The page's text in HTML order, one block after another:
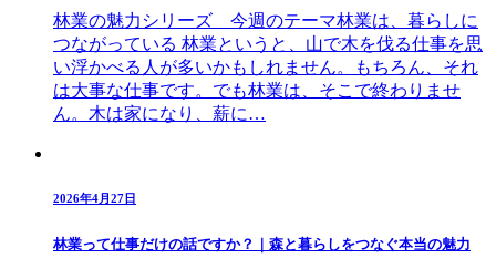
林業の魅力シリーズ 今週のテーマ林業は、暮らしに
つながっている 林業というと、山で木を伐る仕事を思
い浮かべる人が多いかもしれません。もちろん、それ
は大事な仕事です。でも林業は、そこで終わりませ
ん。木は家になり、薪に…
2026年4月27日
林業って仕事だけの話ですか？｜森と暮らしをつなぐ本当の魅力